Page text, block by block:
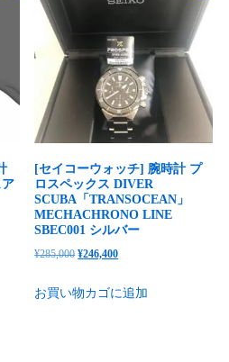
た。
¥132,000
す。
[セイコーウォッチ] 腕時計 プ
ロスペックス DIVER
SCUBA「TRANSOCEAN」
MECHACHRONO LINE
SBEC001 シルバー
¥285,000 元
価
¥246,400現
の
お買い物カゴに追加